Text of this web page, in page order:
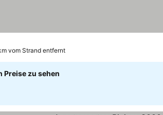
vom Strand entfernt
Preise zu sehen